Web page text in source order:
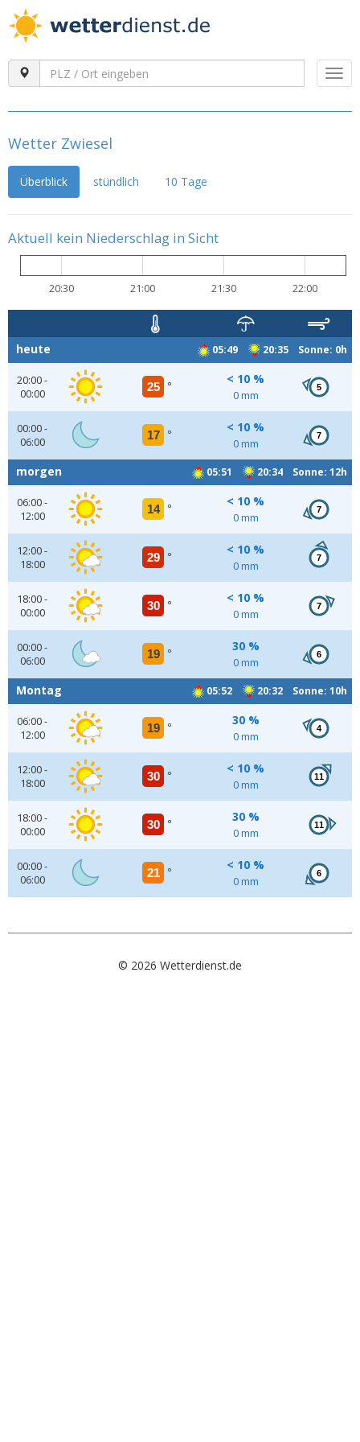
Wetter Zwiesel
Überblick stündlich 10 Tage
Aktuell kein Niederschlag in Sicht
20:30 21:00 21:30 22:00
05:49 20:35 Sonne: 0h
heute
20:00 -
00:00
25 °
< 10 %
0 mm
5
00:00 -
06:00
17 °
< 10 %
0 mm
7
05:51 20:34 Sonne: 12h
morgen
06:00 -
12:00
14 °
< 10 %
0 mm
7
12:00 -
18:00
29 °
< 10 %
0 mm
7
18:00 -
00:00
30 °
< 10 %
0 mm
7
00:00 -
06:00
19 °
30 %
0 mm
6
05:52 20:32 Sonne: 10h
Montag
06:00 -
12:00
19 °
30 %
0 mm
4
12:00 -
18:00
30 °
< 10 %
0 mm
11
18:00 -
00:00
30 °
30 %
0 mm
11
00:00 -
06:00
21 °
< 10 %
0 mm
6
© 2026 Wetterdienst.de